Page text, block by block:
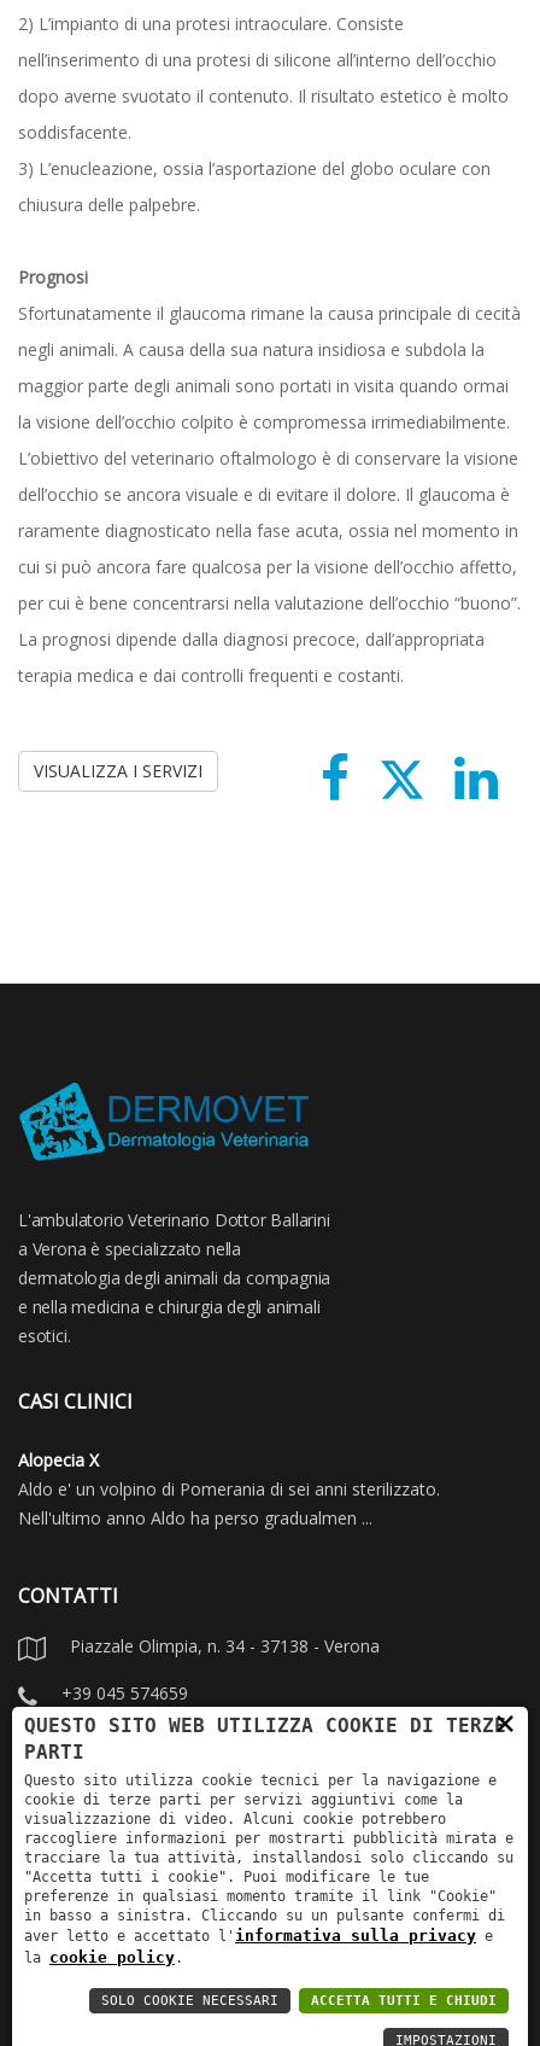
2) L’impianto di una protesi intraoculare. Consiste
nell’inserimento di una protesi di silicone all’interno dell’occhio
dopo averne svuotato il contenuto. Il risultato estetico è molto
soddisfacente.
3) L’enucleazione, ossia l’asportazione del globo oculare con
chiusura delle palpebre.
Prognosi
Sfortunatamente il glaucoma rimane la causa principale di cecità
negli animali. A causa della sua natura insidiosa e subdola la
maggior parte degli animali sono portati in visita quando ormai
la visione dell’occhio colpito è compromessa irrimediabilmente.
L’obiettivo del veterinario oftalmologo è di conservare la visione
dell’occhio se ancora visuale e di evitare il dolore. Il glaucoma è
raramente diagnosticato nella fase acuta, ossia nel momento in
cui si può ancora fare qualcosa per la visione dell’occhio affetto,
per cui è bene concentrarsi nella valutazione dell’occhio “buono”.
La prognosi dipende dalla diagnosi precoce, dall’appropriata
terapia medica e dai controlli frequenti e costanti.
VISUALIZZA I SERVIZI
L'ambulatorio Veterinario Dottor Ballarini
a Verona è specializzato nella
dermatologia degli animali da compagnia
e nella medicina e chirurgia degli animali
esotici.
CASI CLINICI
Alopecia X
Aldo e' un volpino di Pomerania di sei anni sterilizzato.
Nell'ultimo anno Aldo ha perso gradualmen ...
CONTATTI
Piazzale Olimpia, n. 34 - 37138 - Verona
+39 045 574659
info@dermovet.it
dermatologia.veterinaria.vr
veterinarioballarinivr
Ambulatorio Veterinario Dott. D. Ballarini Dir. Sanitario | P.IVA:
03582270231
×
QUESTO SITO WEB UTILIZZA COOKIE DI TERZE
PARTI
Questo sito utilizza cookie tecnici per la navigazione e
cookie di terze parti per servizi aggiuntivi come la
visualizzazione di video. Alcuni cookie potrebbero
raccogliere informazioni per mostrarti pubblicità mirata e
tracciare la tua attività, installandosi solo cliccando su
"Accetta tutti i cookie". Puoi modificare le tue
preferenze in qualsiasi momento tramite il link "Cookie"
in basso a sinistra. Cliccando su un pulsante confermi di
aver letto e accettato l' informativa sulla privacy e
la cookie policy.
ACCETTA TUTTI E CHIUDI
SOLO COOKIE NECESSARI
IMPOSTAZIONI